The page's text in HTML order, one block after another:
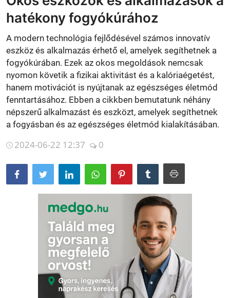
Betegségek
Gyógynövénybolt kereső
hatékony fogyókúrához
A modern technológia fejlődésével számos innovatív
eszköz és alkalmazás érhető el, amelyek segíthetnek a
fogyókúrában. Ezek az okos megoldások nemcsak
nyomon követik a fizikai aktivitást és a kalóriaégetést,
hanem motivációt is nyújtanak az egészséges életmód
fenntartásához. Ebben a cikkben bemutatunk néhány
népszerű alkalmazást és eszközt, amelyek segíthetnek
a fogyásban és az egészséges életmód kialakításában.
2024-06-22 12:37 0